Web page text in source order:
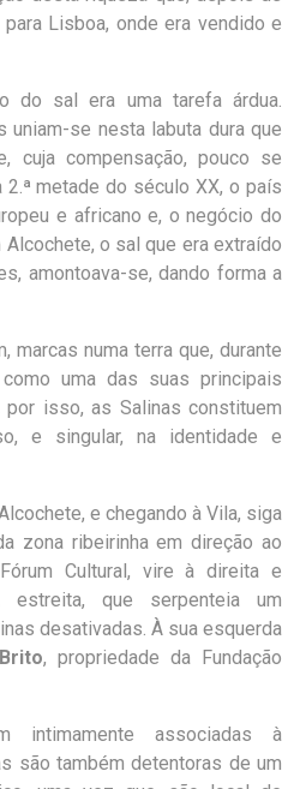
Lisboa, onde era vendido e
do sal era uma tarefa árdua.
uniam-se nesta labuta dura que
cuja compensação, pouco se
metade do século XX, o país
e africano e, o negócio do
o sal que era extraído
amontoava-se, dando forma a
marcas numa terra que, durante
uma das suas principais
isso, as Salinas constituem
e singular, na identidade e
e chegando à Vila, siga
zona ribeirinha em direção ao
Cultural, vire à direita e
estreita, que serpenteia um
desativadas. À sua esquerda
, propriedade da Fundação
intimamente associadas à
são também detentoras de um